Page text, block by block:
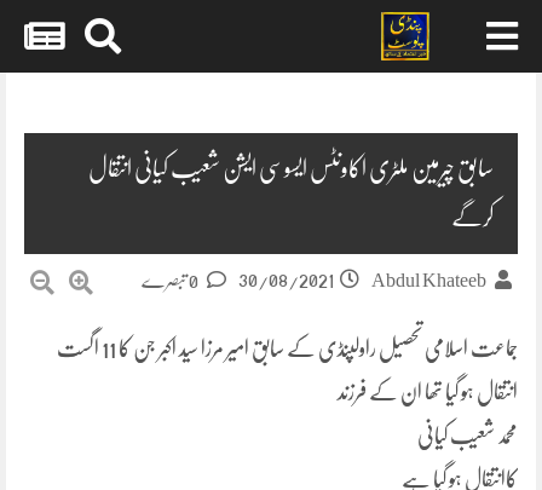
سابق چیرمین ملٹری اکاونٹس ایسوسی ایشن شعیب کیانی انتقال
کرگے
Abdul Khateeb
30/08/2021
جماعت اسلامی تحصیل راولپنڈی کے سابق امیر مرزا سید اکبر جن کا 11 اگست
انتقال ہو گیا تھا ان کے فرزند
محمد شعیب کیانی
کاانتقال ہو گیا ہے